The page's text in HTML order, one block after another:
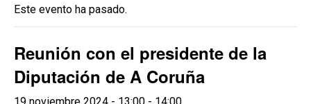
Este evento ha pasado.
Reunión con el presidente de la
Diputación de A Coruña